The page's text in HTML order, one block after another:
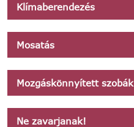
Klímaberendezés
Mosatás
Mozgáskönnyített szobák
Ne zavarjanak!